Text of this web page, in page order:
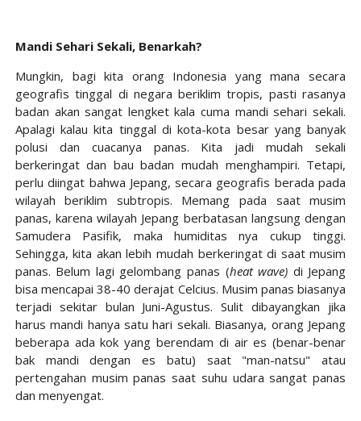
Mandi Sehari Sekali, Benarkah?
Mungkin, bagi kita orang Indonesia yang mana secara
geografis tinggal di negara beriklim tropis, pasti rasanya
badan akan sangat lengket kala cuma mandi sehari sekali.
Apalagi kalau kita tinggal di kota-kota besar yang banyak
polusi dan cuacanya panas. Kita jadi mudah sekali
berkeringat dan bau badan mudah menghampiri. Tetapi,
perlu diingat bahwa Jepang, secara geografis berada pada
wilayah beriklim subtropis. Memang pada saat musim
panas, karena wilayah Jepang berbatasan langsung dengan
Samudera Pasifik, maka humiditas nya cukup tinggi.
Sehingga, kita akan lebih mudah berkeringat di saat musim
panas. Belum lagi gelombang panas (heat wave) di Jepang
bisa mencapai 38-40 derajat Celcius. Musim panas biasanya
terjadi sekitar bulan Juni-Agustus. Sulit dibayangkan jika
harus mandi hanya satu hari sekali. Biasanya, orang Jepang
beberapa ada kok yang berendam di air es (benar-benar
bak mandi dengan es batu) saat "man-natsu" atau
pertengahan musim panas saat suhu udara sangat panas
dan menyengat.